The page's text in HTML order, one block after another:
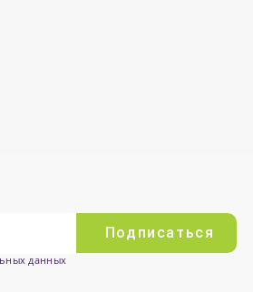
Подписаться
данных